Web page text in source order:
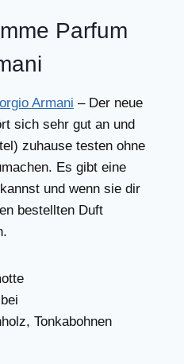
Parfum
Armani – Der neue
sich sehr gut an und
zuhause testen ohne
Es gibt eine
und wenn sie dir
bestellten Duft
Tonkabohnen